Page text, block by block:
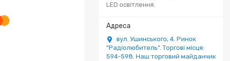
LED освітлення.
вул. Ушинського, 4. Ринок
"Радіолюбитель". Торгові місця:
594-598. Наш торговий майданчик